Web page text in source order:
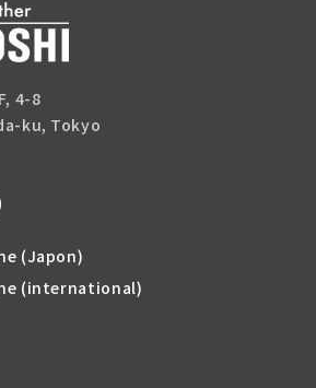
4-8
ku, Tokyo
(Japon)
(international)